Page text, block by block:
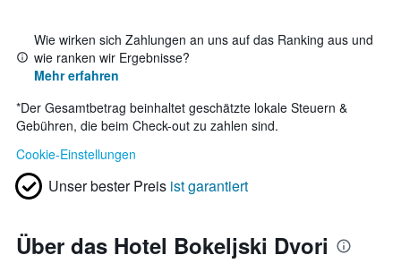
Wie wirken sich Zahlungen an uns auf das Ranking aus und
wie ranken wir Ergebnisse?
Mehr erfahren
*Der Gesamtbetrag beinhaltet geschätzte lokale Steuern &
Gebühren, die beim Check-out zu zahlen sind.
Cookie-Einstellungen
Unser bester Preis ist garantiert
Über das Hotel Bokeljski Dvori